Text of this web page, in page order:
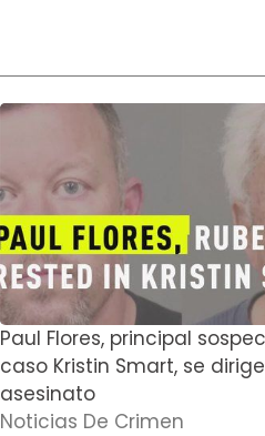
Paul Flores, principal
caso Kristin Smart, se
asesinato
Noticias De Crimen